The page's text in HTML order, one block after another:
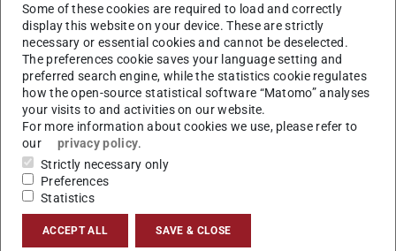
Eine Anmeldung kann bei Interesse über
Bernadette
Lang-Eurisch oder Christin Gandyraerfolgen.
Some of these cookies are required to load and correctly
display this website on your device. These are strictly
necessary or essential cookies and cannot be deselected.
The preferences cookie saves your language setting and
preferred search engine, while the statistics cookie regulates
how the open-source statistical software “Matomo” analyses
your visits to and activities on our website.
For more information about cookies we use, please refer to
our
privacy policy.
Strictly necessary only
Preferences
Statistics
ACCEPT ALL SAVE & CLOSE